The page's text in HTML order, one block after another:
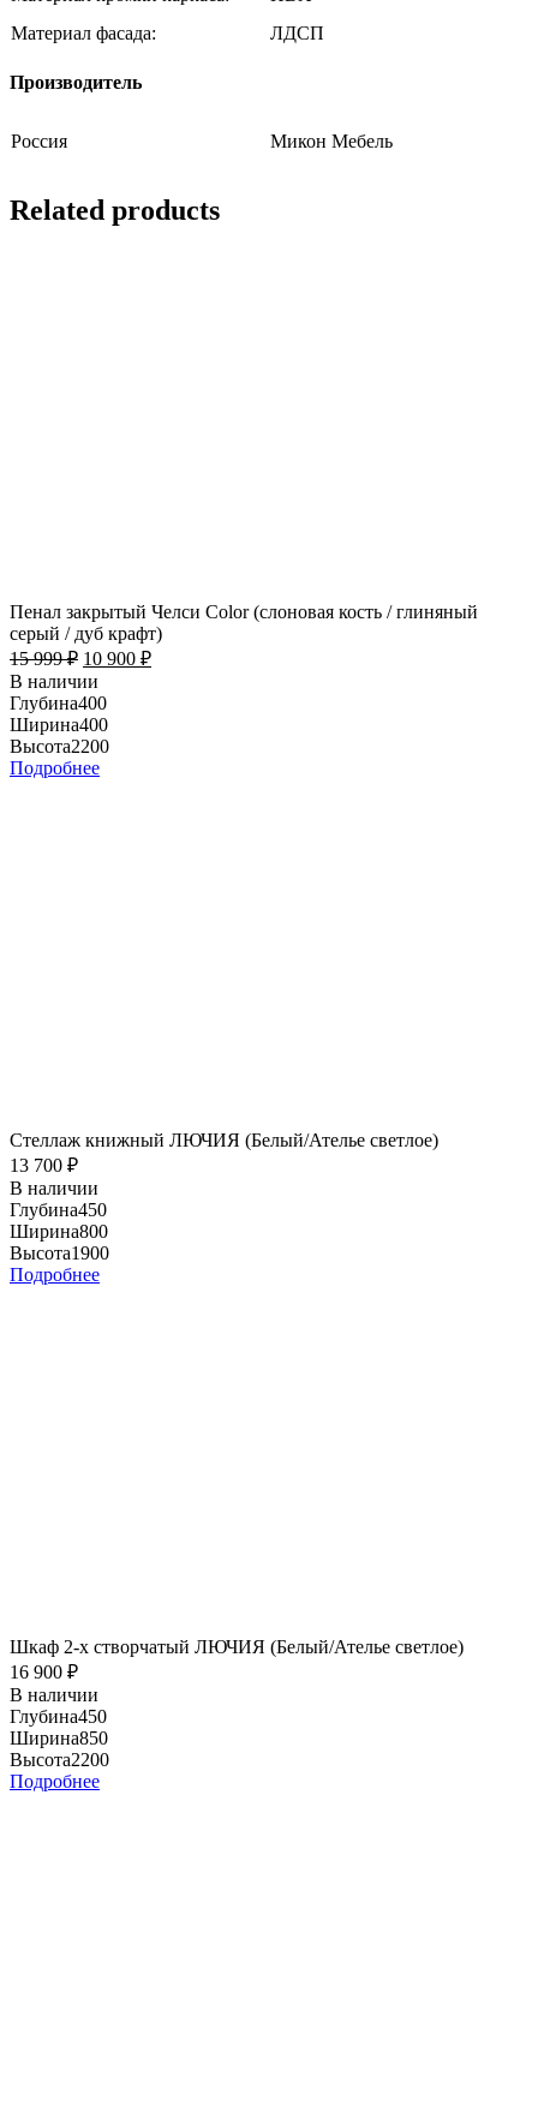
Материал фасада:
ЛДСП
Производитель
Россия Микон Мебель
Related products
Пенал закрытый Челси Color (слоновая кость / глиняный
серый / дуб крафт)
15 999₽ 10 900 ₽
В наличии
Глубина400
Ширина400
Высота2200
Подробнее
Стеллаж книжный ЛЮЧИЯ (Белый/Ателье светлое)
13 700 ₽
В наличии
Глубина450
Ширина800
Высота1900
Подробнее
Шкаф 2-х створчатый ЛЮЧИЯ (Белый/Ателье светлое)
16 900 ₽
В наличии
Глубина450
Ширина850
Высота2200
Подробнее